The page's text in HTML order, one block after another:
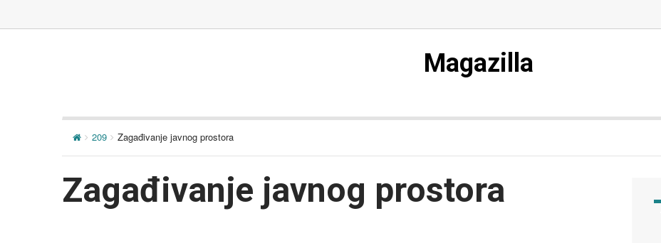
Magazilla
209 Zagađivanje javnog prostora
Zagađivanje javnog prostora